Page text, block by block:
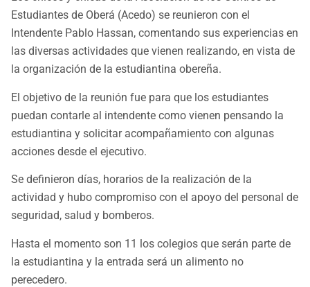
Estudiantes de Oberá (Acedo) se reunieron con el
Intendente Pablo Hassan, comentando sus experiencias en
las diversas actividades que vienen realizando, en vista de
la organización de la estudiantina obereña.
El objetivo de la reunión fue para que los estudiantes
puedan contarle al intendente como vienen pensando la
estudiantina y solicitar acompañamiento con algunas
acciones desde el ejecutivo.
Se definieron días, horarios de la realización de la
actividad y hubo compromiso con el apoyo del personal de
seguridad, salud y bomberos.
Hasta el momento son 11 los colegios que serán parte de
la estudiantina y la entrada será un alimento no
perecedero.